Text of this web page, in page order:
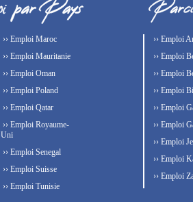
›› Emploi Maroc
›› Emploi Mauritanie
›› Emploi Oman
›› Emploi Poland
›› Emploi Qatar
›› Emploi Royaume-
Uni
›› Emploi Senegal
›› Emploi Suisse
›› Emploi Tunisie
›› Emploi
›› Emploi
›› Emploi
›› Emploi
›› Emploi
›› Emploi
›› Emploi
›› Emploi
›› Emploi